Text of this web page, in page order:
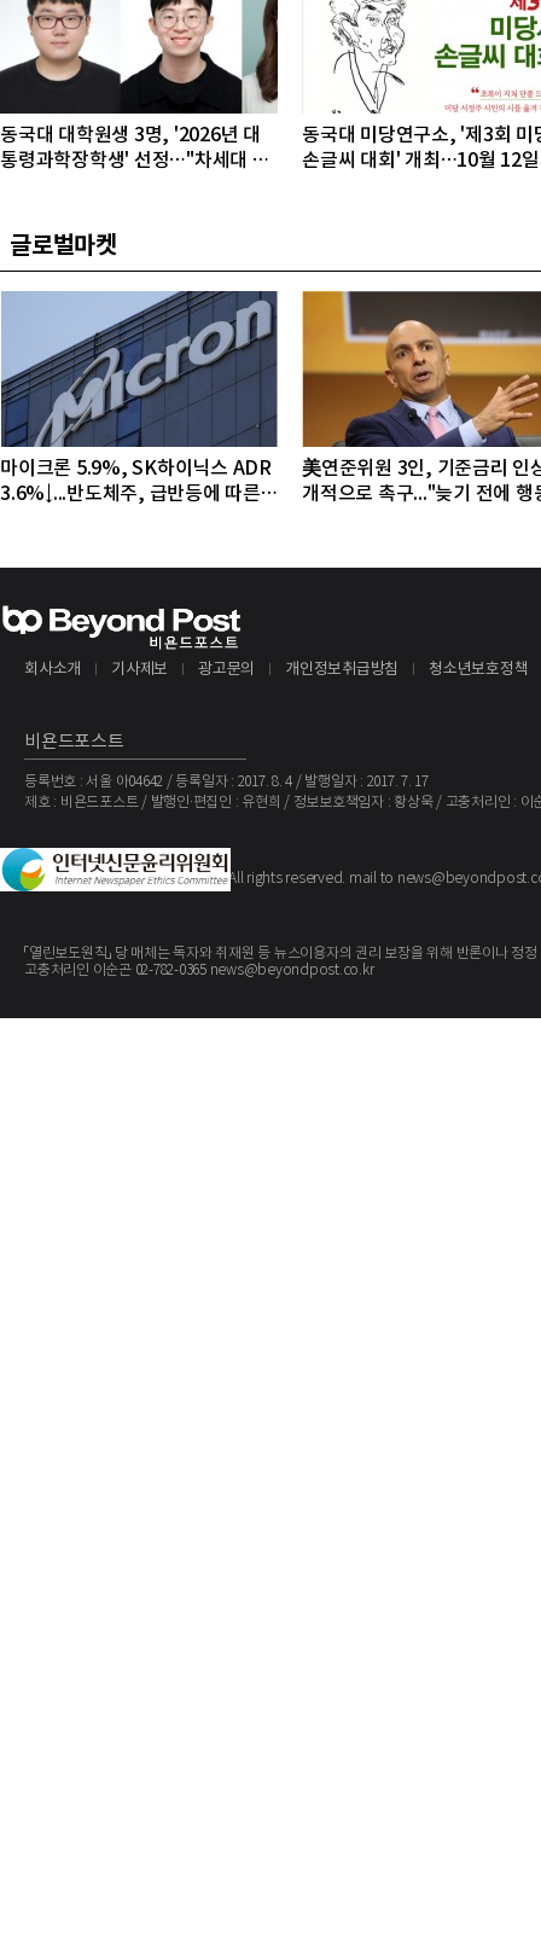
동국대 대학원생 3명, '2026년 대
통령과학장학생' 선정…"차세대 연
동국대 미당연구소, '제3회 미
손글씨 대회' 개최…10월 12
글로벌마켓
마이크론 5.9%, SK하이닉스 ADR
3.6%↓...반도체주, 급반등에 따른
美연준위원 3인, 기준금리 인
개적으로 촉구..."늦기 전에 행
회사소개 기사제보 광고문의 개인정보취급방침 청소년보호정책
비욘드포스트
등록번호 : 서울 아04642 / 등록일자 : 2017. 8. 4 / 발행일자 : 2017. 7. 17
제호 : 비욘드포스트 / 발행인·편집인 : 유현희 / 정보보호책임자 : 황상욱 / 고충처리인 : 이
Copyright ©The BeyondPost. All rights reserved. mail to
「열린보도원칙」 당 매체는 독자와 취재원 등 뉴스이용자의 권리 보장을 위해 반론이나
고충처리인 이순곤 02-782-0365 news@beyondpost.co.kr